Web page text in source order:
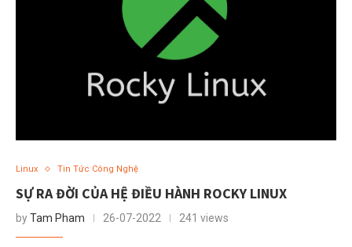
Linux Tin Tức Công Nghệ
SỰ RA ĐỜI CỦA HỆ ĐIỀU HÀNH ROCKY LINUX
byTam Pham 26-07-2022 241 views